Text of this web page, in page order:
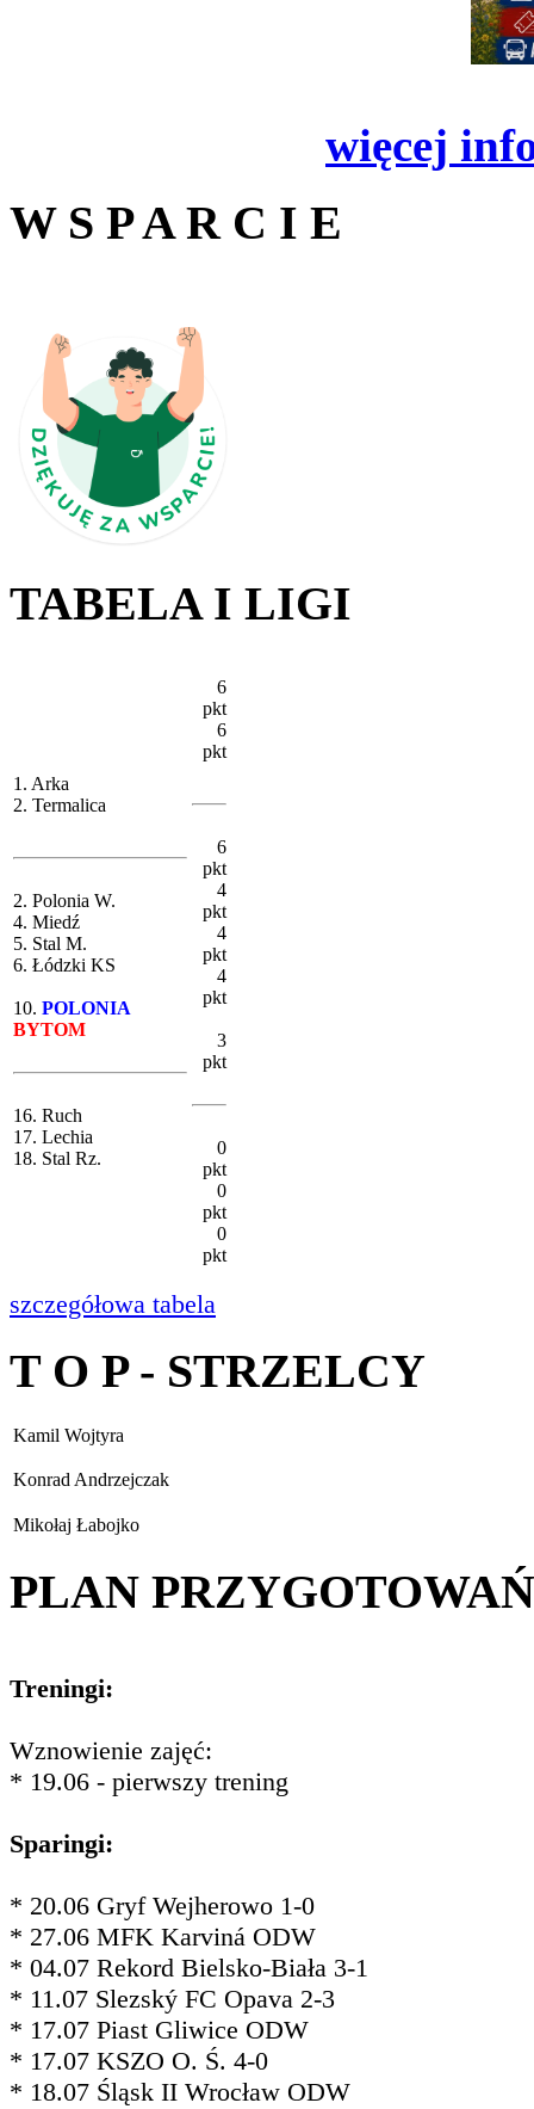
więcej
W S P A R C I E
TABELA I LIGI
1. Arka
2. Termalica
2. Polonia W.
4. Miedź
5. Stal M.
6. Łódzki KS
10. POLONIA
BYTOM
16. Ruch
17. Lechia
18. Stal Rz.
6
pkt
6
pkt
6
pkt
4
pkt
4
pkt
4
pkt
3
pkt
0
pkt
0
pkt
0
pkt
szczegółowa tabela
T O P - STRZELCY
Kamil Wojtyra
Konrad Andrzejczak
Mikołaj Łabojko
PLAN PRZYGOTOWAŃ
Treningi:
Wznowienie zajęć:
* 19.06 - pierwszy trening
Sparingi:
* 20.06 Gryf Wejherowo 1-0
* 27.06 MFK Karviná ODW
* 04.07 Rekord Bielsko-Biała 3-1
* 11.07 Slezský FC Opava 2-3
* 17.07 Piast Gliwice ODW
* 17.07 KSZO O. Ś. 4-0
* 18.07 Śląsk II Wrocław ODW